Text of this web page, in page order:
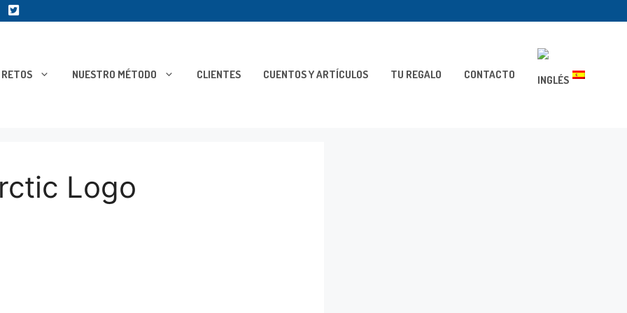
RETOS NUESTRO MÉTODO CLIENTES CUENTOS Y ARTÍCULOS TU REGALO CONTACTO
Logo